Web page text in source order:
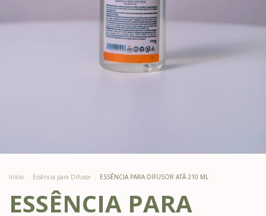
Início . Essência para Difusor . ESSÊNCIA PARA DIFUSOR ATÃ 210 ML
ESSÊNCIA PARA